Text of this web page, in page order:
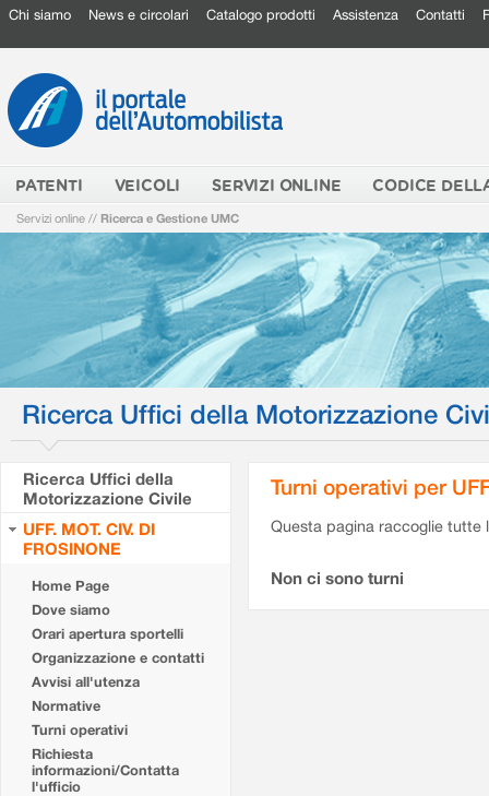
Chi siamo News e circolari Catalogo prodotti Assistenza Contatti
PATENTI VEICOLI SERVIZI ONLINE CODICE
Servizi online // Ricerca e Gestione UMC
Ricerca Uffici della Motorizzazione
Ricerca Uffici della
Motorizzazione Civile
UFF. MOT. CIV. DI
FROSINONE
Home Page
Dove siamo
Orari apertura sportelli
Organizzazione e contatti
Avvisi all'utenza
Normative
Turni operativi
Richiesta
informazioni/Contatta
l'ufficio
Turni operativi per
Questa pagina raccoglie tutte
Non ci sono turni